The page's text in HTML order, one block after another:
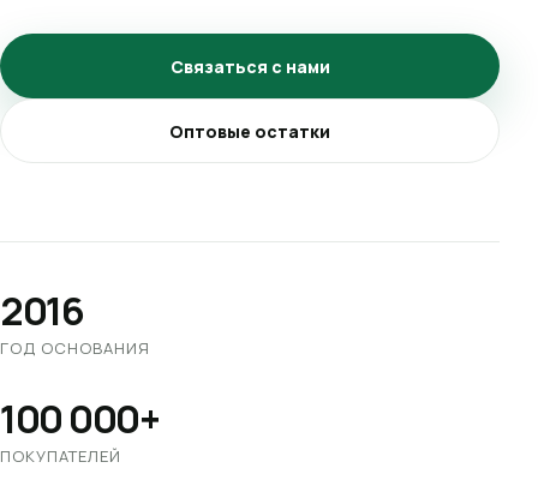
Связаться с нами
Оптовые остатки
2016
ГОД ОСНОВАНИЯ
100 000+
ПОКУПАТЕЛЕЙ